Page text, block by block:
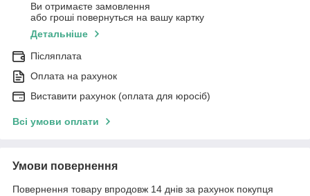
Ви отримаєте замовлення
або гроші повернуться на вашу картку
Детальніше
Післяплата
Оплата на рахунок
Виставити рахунок (оплата для юросіб)
Всі умови оплати
Умови повернення
Повернення товару впродовж 14 днів за рахунок покупця